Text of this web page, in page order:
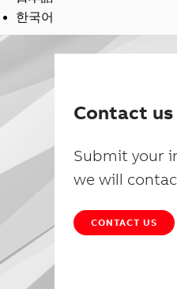
한국어
Contact us
Submit your
we will
CONTACT US